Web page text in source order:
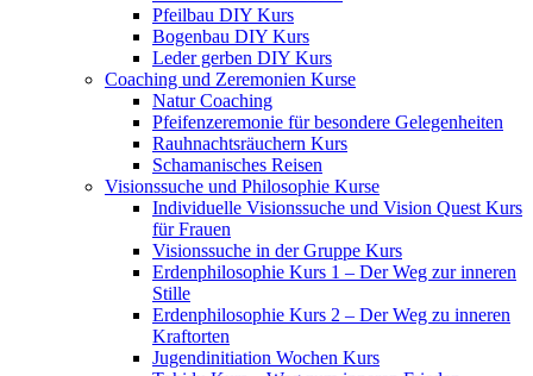
Pfeilbau DIY Kurs
Bogenbau DIY Kurs
Leder gerben DIY Kurs
Coaching und Zeremonien Kurse
Natur Coaching
Pfeifenzeremonie für besondere Gelegenheiten
Rauhnachtsräuchern Kurs
Schamanisches Reisen
Visionssuche und Philosophie Kurse
Individuelle Visionssuche und Vision Quest Kurs
für Frauen
Visionssuche in der Gruppe Kurs
Erdenphilosophie Kurs 1 – Der Weg zur inneren
Stille
Erdenphilosophie Kurs 2 – Der Weg zu inneren
Kraftorten
Jugendinitiation Wochen Kurs